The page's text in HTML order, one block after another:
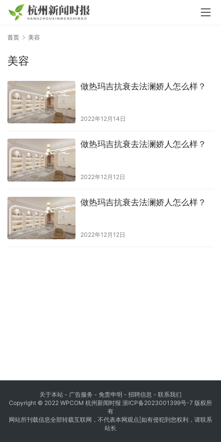
首页 美容
美容
做热玛吉抗衰去法澜娇人怎么样？
2022年12月14日
做热玛吉抗衰去法澜娇人怎么样？
2022年12月12日
做热玛吉抗衰去法澜娇人怎么样？
2022年12月12日
关于本站 - 广告服务 - 免责申明 - 招聘信息 - 联系我们
Copyright © 2022 WPCOM 杭州新闻时报 浙ICP备2023001399号-7 版权所
有
网站所刊载信息全部转载互联网，不代表本网观点|如有侵犯到您权利，请联系
站长